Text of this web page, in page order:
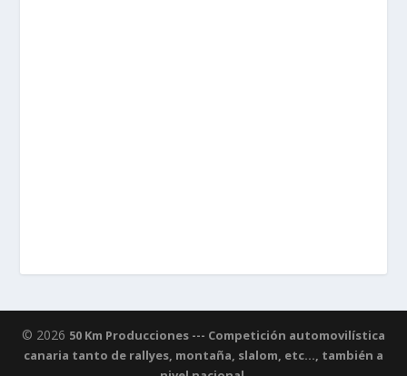
© 2026 50 Km Producciones --- Competición automovilística
canaria tanto de rallyes, montaña, slalom, etc..., también a